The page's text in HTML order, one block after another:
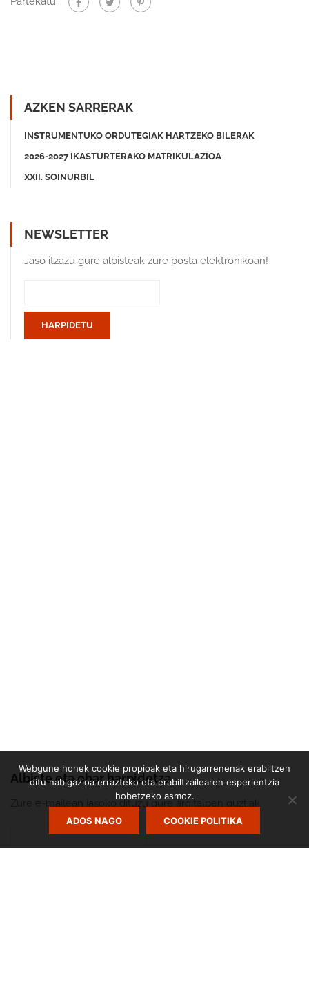
AZKEN SARRERAK
INSTRUMENTUKO ORDUTEGIAK HARTZEKO BILERAK
2026-2027 IKASTURTERAKO MATRIKULAZIOA
XXII. SOINURBIL
NEWSLETTER
Jaso itzazu gure albisteak zure posta elektronikoan!
Albiste eta ohar harpidetza
Zure e-mailean jasoko dituzu gure argitalpen guztiak.
Webgune honek cookie propioak eta hirugarrenenak erabiltzen
ditu nabigazioa errazteko eta erabiltzailearen esperientzia
hobetzeko asmoz.
ADOS NAGO COOKIE POLITIKA